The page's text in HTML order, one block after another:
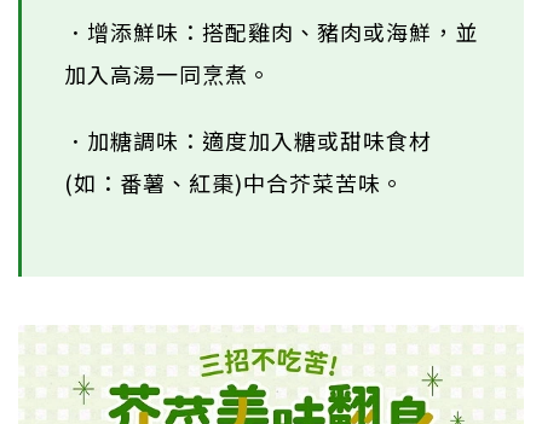
．增添鮮味：搭配雞肉、豬肉或海鮮，並
加入高湯一同烹煮。
．加糖調味：適度加入糖或甜味食材
(如：番薯、紅棗)中合芥菜苦味。